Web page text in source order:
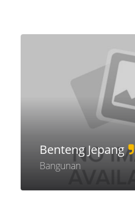
Benteng Jepang
Bangunan